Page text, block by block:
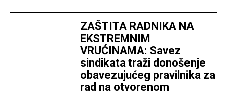
ZAŠTITA RADNIKA NA
EKSTREMNIM
VRUĆINAMA: Savez
sindikata traži donošenje
obavezujućeg pravilnika za
rad na otvorenom